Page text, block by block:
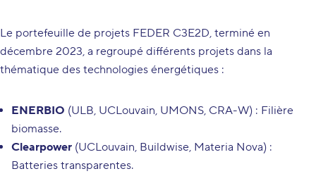
Le portefeuille de projets FEDER C3E2D, terminé en
décembre 2023, a regroupé différents projets dans la
thématique des technologies énergétiques :
ENERBIO (ULB, UCLouvain, UMONS, CRA-W) : Filière
biomasse.
Clearpower (UCLouvain, Buildwise, Materia Nova) :
Batteries transparentes.